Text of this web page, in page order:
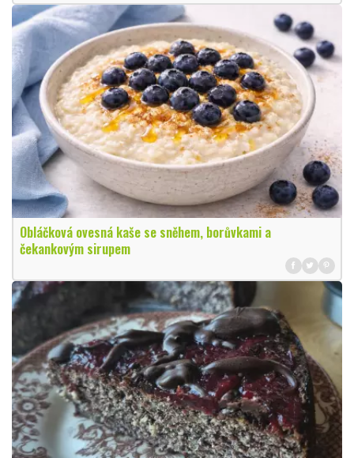
Obláčková ovesná kaše se sněhem, borůvkami a
čekankovým sirupem